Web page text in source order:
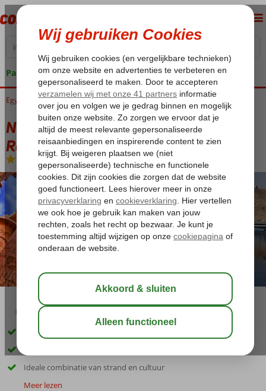
Pakketgarantie
Home
Egypte Luxor Nijlcruise Nijlcruise 5* & Three Corners Rihana Resort
Nijlcruise 5* & Three Corners Rihana
Resort
Zie beschrijving
04:50 bewaar
7 nachten 5* cruise, 7 nachten 4,5* strandhotel
Ideale combinatie van strand en cultuur
Meer lezen